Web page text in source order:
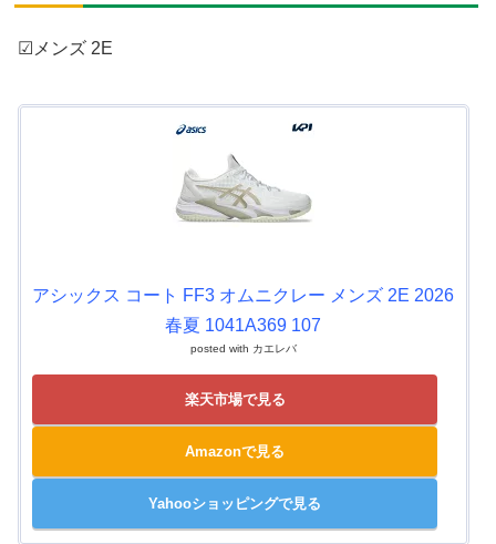
☑メンズ 2E
アシックス コート FF3 オムニクレー メンズ 2E 2026
春夏 1041A369 107
posted with カエレバ
楽天市場で見る
Amazonで見る
Yahooショッピングで見る